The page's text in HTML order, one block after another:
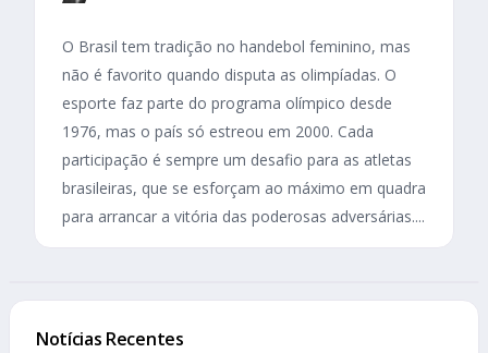
O Brasil tem tradição no handebol feminino, mas
não é favorito quando disputa as olimpíadas. O
esporte faz parte do programa olímpico desde
1976, mas o país só estreou em 2000. Cada
participação é sempre um desafio para as atletas
brasileiras, que se esforçam ao máximo em quadra
para arrancar a vitória das poderosas adversárias....
Notícias Recentes